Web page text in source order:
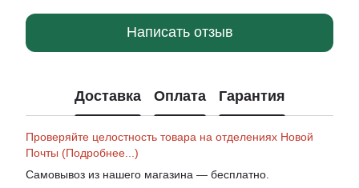
Написать отзыв
Доставка Оплата Гарантия
Проверяйте целостность товара на отделениях Новой
Почты (Подробнее...)
Самовывоз из нашего магазина — бесплатно.